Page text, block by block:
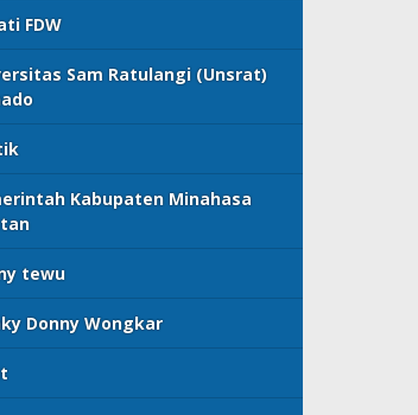
FDW
Sam Ratulangi (Unsrat)
Kabupaten Minahasa
tewu
Donny Wongkar